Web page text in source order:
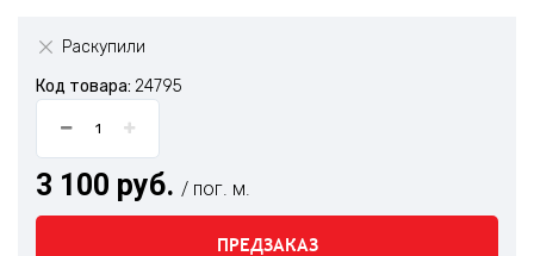
Раскупили
Код товара: 24795
3 100 руб. / пог. м.
ПРЕДЗАКАЗ